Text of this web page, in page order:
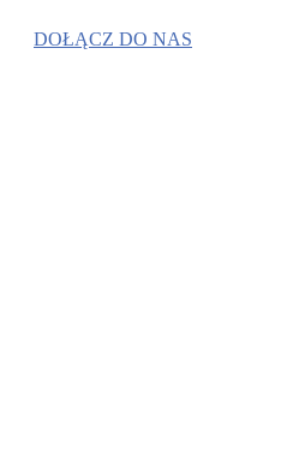
DOŁĄCZ DO NAS